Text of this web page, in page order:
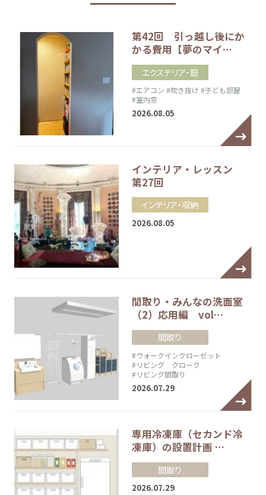
第42回 引っ越し後にか
かる費用【夢のマイ…
エクステリア・庭
#エアコン #吹き抜け #子ども部屋
#室内窓
2026.08.05
インテリア・レッスン
第27回
インテリア・収納
2026.08.05
間取り・みんなの洗面室
（2）応用編 vol…
間取り
#ウォークインクローゼット
#リビング クローク
#リビング間取り
2026.07.29
専用冷凍庫（セカンド冷
凍庫）の設置計画 …
間取り
2026.07.29